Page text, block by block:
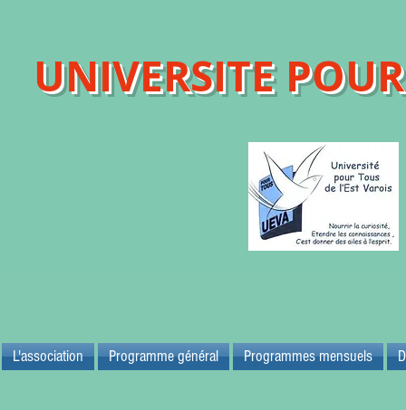
UNIVERSITE
Maison
83700
L'association Programme général Programmes mensuels